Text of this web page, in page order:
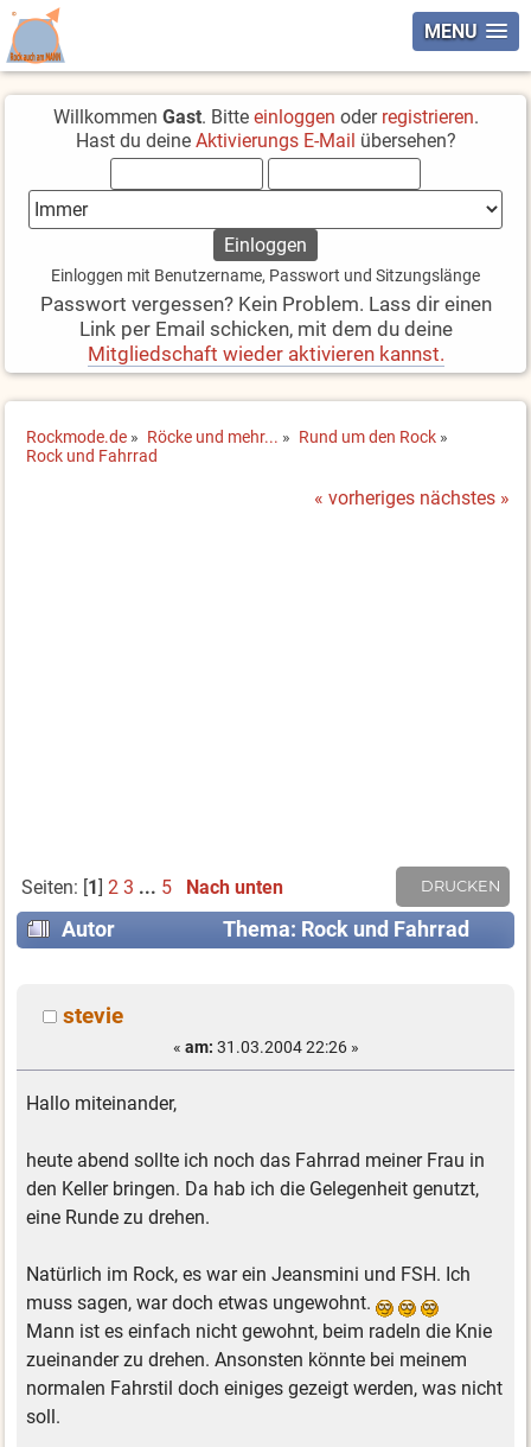
MENU
Willkommen Gast. Bitte einloggen oder registrieren.
Hast du deine Aktivierungs E-Mail übersehen?
Einloggen mit Benutzername, Passwort und Sitzungslänge
Passwort vergessen? Kein Problem. Lass dir einen
Link per Email schicken, mit dem du deine
Mitgliedschaft wieder aktivieren kannst.
Rockmode.de » Röcke und mehr... » Rund um den Rock »
Rock und Fahrrad
« vorheriges nächstes »
DRUCKEN
Seiten: [1] 2 3 ... 5 Nach unten
Autor
Thema: Rock und Fahrrad
stevie
« am: 31.03.2004 22:26 »
Hallo miteinander,
heute abend sollte ich noch das Fahrrad meiner Frau in
den Keller bringen. Da hab ich die Gelegenheit genutzt,
eine Runde zu drehen.
Natürlich im Rock, es war ein Jeansmini und FSH. Ich
muss sagen, war doch etwas ungewohnt.
Mann ist es einfach nicht gewohnt, beim radeln die Knie
zueinander zu drehen. Ansonsten könnte bei meinem
normalen Fahrstil doch einiges gezeigt werden, was nicht
soll.